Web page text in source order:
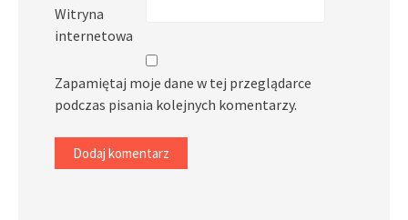
Witryna
internetowa
Zapamiętaj moje dane w tej przeglądarce
podczas pisania kolejnych komentarzy.